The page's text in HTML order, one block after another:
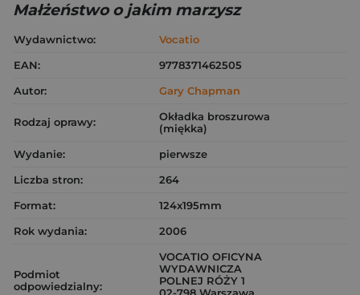
Małżeństwo o jakim marzysz
Wydawnictwo:
Vocatio
EAN:
9778371462505
Autor:
Gary Chapman
Rodzaj oprawy:
Okładka broszurowa
(miękka)
Wydanie:
pierwsze
Liczba stron:
264
Format:
124x195mm
Rok wydania:
2006
Podmiot
odpowiedzialny:
VOCATIO OFICYNA
WYDAWNICZA
POLNEJ RÓŻY 1